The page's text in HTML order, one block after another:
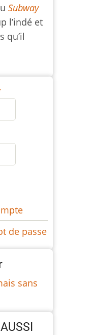
Subway
l’indé et
qu’il
de passe
sans